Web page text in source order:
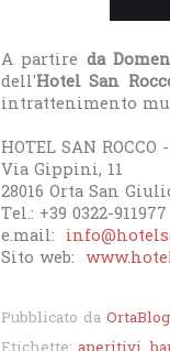
A partire da
dell'Hotel San
intrattenimento
HOTEL SAN
Via Gippini, 11
28016 Orta San
Tel.: +39 0322-
e.mail:
Sito web:
Pubblicato da OrtaBlog